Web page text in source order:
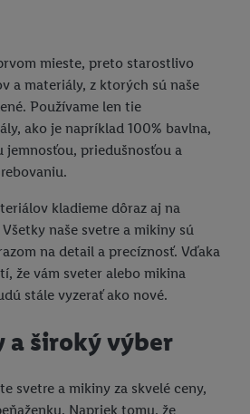
mieste, preto starostlivo
a materiály, z ktorých sú naše
Používame len tie
ako je napríklad 100% bavlna,
jemnosťou, priedušnosťou a
kladieme dôraz aj na
naše svetre a mikiny sú
na detail a precíznosť. Vďaka
že vám sveter alebo mikina
stále vyzerať ako nové.
a široký výber
svetre a mikiny za skvelé ceny,
Napriek tomu, že